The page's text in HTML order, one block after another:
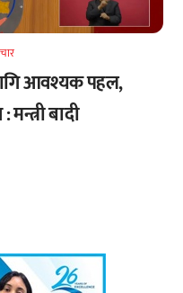
आवश्यक पहल,
बादी